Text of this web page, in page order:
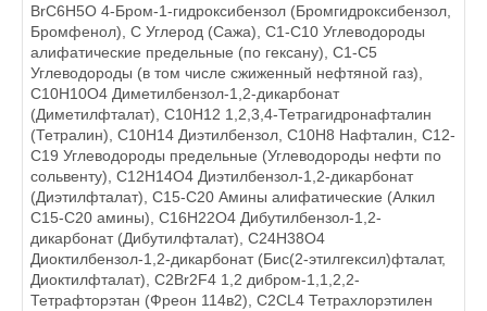
BrC6H5O 4-Бром-1-гидроксибензол (Бромгидроксибензол,
Бромфенол), C Углерод (Сажа), C1-C10 Углеводороды
алифатические предельные (по гексану), C1-C5
Углеводороды (в том числе сжиженный нефтяной газ),
C10H10O4 Диметилбензол-1,2-дикарбонат
(Диметилфталат), C10H12 1,2,3,4-Тетрагидронафталин
(Тетралин), C10H14 Диэтилбензол, C10H8 Нафталин, C12-
C19 Углеводороды предельные (Углеводороды нефти по
сольвенту), C12Н14О4 Диэтилбензол-1,2-дикарбонат
(Диэтилфталат), C15-С20 Амины алифатические (Алкил
С15-С20 амины), C16H22O4 Дибутилбензол-1,2-
дикарбонат (Дибутилфталат), C24Н38О4
Диоктилбензол-1,2-дикарбонат (Бис(2-этилгексил)фталат,
Диоктилфталат), C2Br2F4 1,2 дибром-1,1,2,2-
Тетрафторэтан (Фреон 114в2), C2CL4 Тетрахлорэтилен